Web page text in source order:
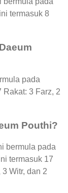
termasuk 8
pada
Rakat: 3 Farz, 2
Pouthi?
bermula pada
termasuk 17
Witr, dan 2